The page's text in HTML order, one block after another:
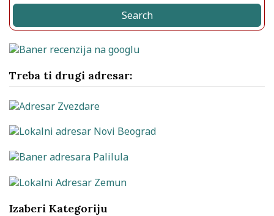
Search
Treba ti drugi adresar:
Izaberi Kategoriju